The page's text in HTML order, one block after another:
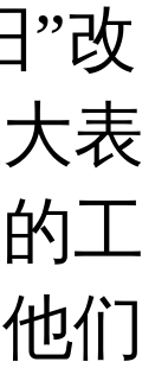
”改
表
工
们